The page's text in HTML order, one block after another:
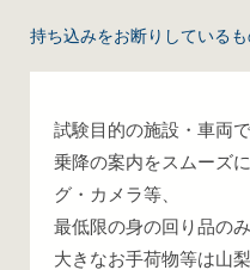
持ち込みをお断りしているも
試験目的の施設・車両
乗降の案内をスムーズ
グ・カメラ等、
最低限の身の回り品の
大きなお手荷物等は山